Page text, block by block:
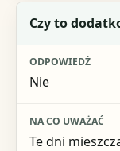
Czy to
Nie
Te dni